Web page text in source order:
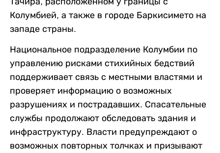
Колумбией, а также в городе Баркисимето на
западе страны.
Национальное подразделение Колумбии по
управлению рисками стихийных бедствий
поддерживает связь с местными властями и
проверяет информацию о возможных
разрушениях и пострадавших. Спасательные
службы продолжают обследовать здания и
инфраструктуру. Власти предупреждают о
возможных повторных толчках и призывают